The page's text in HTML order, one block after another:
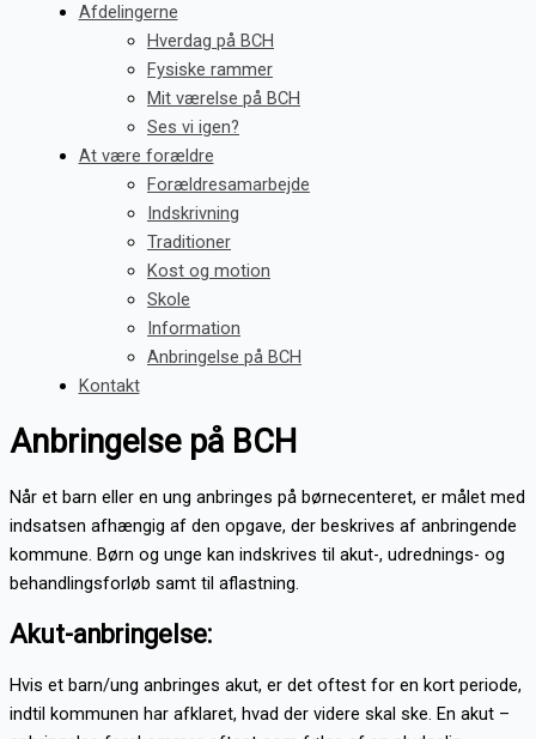
Afdelingerne
Hverdag på BCH
Fysiske rammer
Mit værelse på BCH
Ses vi igen?
At være forældre
Forældresamarbejde
Indskrivning
Traditioner
Kost og motion
Skole
Information
Anbringelse på BCH
Kontakt
Anbringelse på BCH
Når et barn eller en ung anbringes på børnecenteret, er målet med
indsatsen afhængig af den opgave, der beskrives af anbringende
kommune. Børn og unge kan indskrives til akut-, udrednings- og
behandlingsforløb samt til aflastning.
Akut-anbringelse:
Hvis et barn/ung anbringes akut, er det oftest for en kort periode,
indtil kommunen har afklaret, hvad der videre skal ske. En akut –